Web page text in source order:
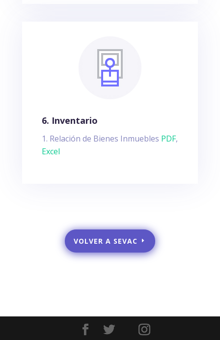
6. Inventario
Relación de Bienes Inmuebles PDF,
Excel
VOLVER A SEVAC